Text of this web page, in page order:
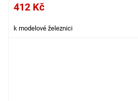
412 Kč
k modelové železnici